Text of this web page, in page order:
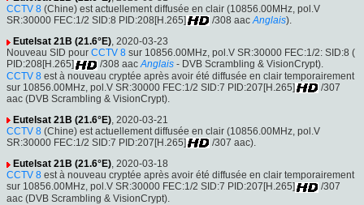
CCTV 8 (Chine) est actuellement diffusée en clair (10856.00MHz, pol.V
SR:30000 FEC:1/2 SID:8 PID:208[H.265]
/308 aac Anglais).
Eutelsat 21B (21.6°E), 2020-03-23
Nouveau SID pour CCTV 8 sur 10856.00MHz, pol.V SR:30000 FEC:1/2: SID:8 (
PID:208[H.265]
/308 aac Anglais - DVB Scrambling & VisionCrypt).
CCTV 8 est à nouveau cryptée après avoir été diffusée en clair temporairement
sur 10856.00MHz, pol.V SR:30000 FEC:1/2 SID:7 PID:207[H.265]
/307
aac (DVB Scrambling & VisionCrypt).
Eutelsat 21B (21.6°E), 2020-03-21
CCTV 8 (Chine) est actuellement diffusée en clair (10856.00MHz, pol.V
SR:30000 FEC:1/2 SID:7 PID:207[H.265]
/307 aac).
Eutelsat 21B (21.6°E), 2020-03-18
CCTV 8 est à nouveau cryptée après avoir été diffusée en clair temporairement
sur 10856.00MHz, pol.V SR:30000 FEC:1/2 SID:7 PID:207[H.265]
/307
aac (DVB Scrambling & VisionCrypt).